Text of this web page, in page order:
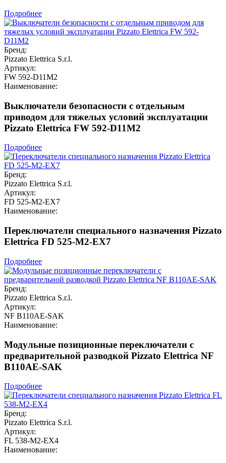
Подробнее
Бренд:
Pizzato Elettrica S.r.l.
Артикул:
FW 592-D11M2
Наименование:
Выключатели безопасности с отдельным
приводом для тяжелых условий эксплуатации
Pizzato Elettrica FW 592-D11M2
Подробнее
Бренд:
Pizzato Elettrica S.r.l.
Артикул:
FD 525-M2-EX7
Наименование:
Переключатели специального назначения Pizzato
Elettrica FD 525-M2-EX7
Подробнее
Бренд:
Pizzato Elettrica S.r.l.
Артикул:
NF B110AE-SAK
Наименование:
Модульные позиционные переключатели с
предварительной разводкой Pizzato Elettrica NF
B110AE-SAK
Подробнее
Бренд:
Pizzato Elettrica S.r.l.
Артикул:
FL 538-M2-EX4
Наименование: